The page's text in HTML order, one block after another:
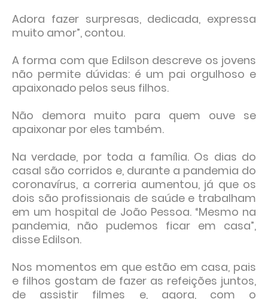
Adora fazer surpresas, dedicada, expressa
muito amor”, contou.
A forma com que Edilson descreve os jovens
não permite dúvidas: é um pai orgulhoso e
apaixonado pelos seus filhos.
Não demora muito para quem ouve se
apaixonar por eles também.
Na verdade, por toda a família. Os dias do
casal são corridos e, durante a pandemia do
coronavírus, a correria aumentou, já que os
dois são profissionais de saúde e trabalham
em um hospital de João Pessoa. “Mesmo na
pandemia, não pudemos ficar em casa”,
disse Edilson.
Nos momentos em que estão em casa, pais
e filhos gostam de fazer as refeições juntos,
de assistir filmes e, agora, com o